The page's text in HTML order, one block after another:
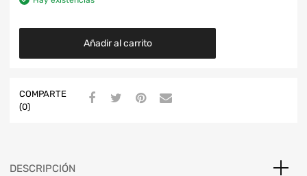
Añadir al carrito
COMPARTE
(0)
DESCRIPCIÓN